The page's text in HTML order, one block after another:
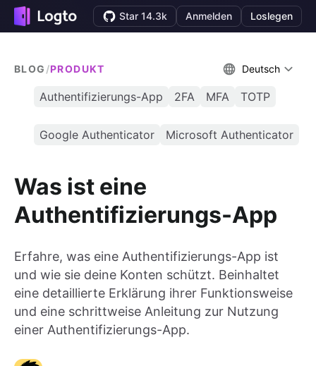
Star 14.3k Anmelden Loslegen
BLOG /PRODUKT Deutsch
Authentifizierungs-App 2FA MFA TOTP
Google Authenticator Microsoft Authenticator
Was ist eine
Authentifizierungs-App
Erfahre, was eine Authentifizierungs-App ist
und wie sie deine Konten schützt. Beinhaltet
eine detaillierte Erklärung ihrer Funktionsweise
und eine schrittweise Anleitung zur Nutzung
einer Authentifizierungs-App.